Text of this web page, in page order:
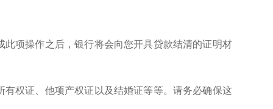
项操作之后，银行将会向您开具贷款结清的证明材
权证、他项产权证以及结婚证等等。请务必确保这